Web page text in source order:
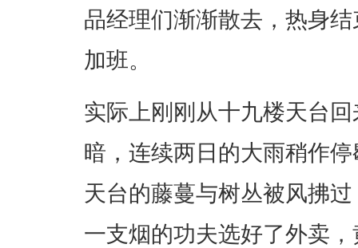
品经理们渐渐散去，热身
加班。
实际上刚刚从十九楼天台
暗，连续两日的大雨稍作
天台的藤蔓与树丛被风拂
一支烟的功夫选好了外卖